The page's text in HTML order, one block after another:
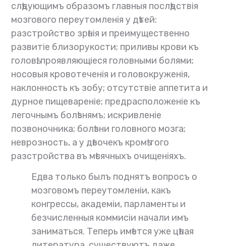
слѣдующимъ образомъ главныя послѣдствія
мозгового переутомленія у дѣтей:
разстройство зрѣнія и преимущественно
развитіе близорукости; приливы крови къ
головѣ, проявляющіеся головными болями;
носовыя кровотеченія и головокруженія,
наклонность къ зобу; отсутствіе аппетита и
дурное пищевареніе; предрасположеніе къ
легочнымъ болѣзнямъ; искривленіе
позвоночника; болѣзни головного мозга;
неврозность, а у дѣвочекъ кромѣ того
разстройства въ мѣсячныхъ очищеніяхъ.
Едва только былъ поднятъ вопросъ о
мозговомъ переутомленіи, какъ
конгрессы, академіи, парламенты и
безчисленныя коммисіи начали имъ
заниматься. Теперь имѣется уже цѣлая